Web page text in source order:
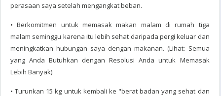
perasaan saya setelah mengangkat beban.
• Berkomitmen untuk memasak makan malam di rumah tiga
malam seminggu karena itu lebih sehat daripada pergi keluar dan
meningkatkan hubungan saya dengan makanan. (Lihat: Semua
yang Anda Butuhkan dengan Resolusi Anda untuk Memasak
Lebih Banyak)
• Turunkan 15 kg untuk kembali ke "berat badan yang sehat dan